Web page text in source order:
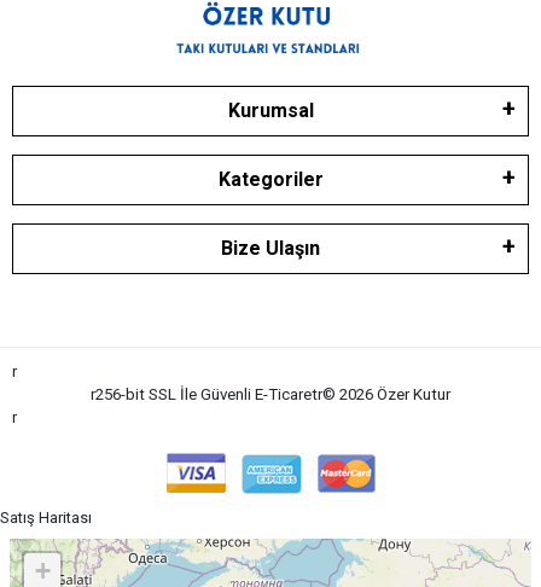
Kurumsal
Kategoriler
Bize Ulaşın
r
r256-bit SSL İle Güvenli E-Ticaretr© 2026 Özer Kutur
r
Satış Haritası